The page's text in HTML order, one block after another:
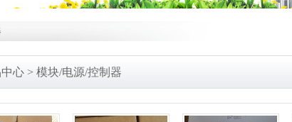
心 > 模块/电源/控制器